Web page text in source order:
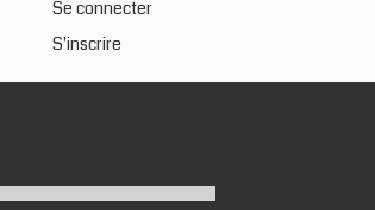
Se connecter
S'inscrire